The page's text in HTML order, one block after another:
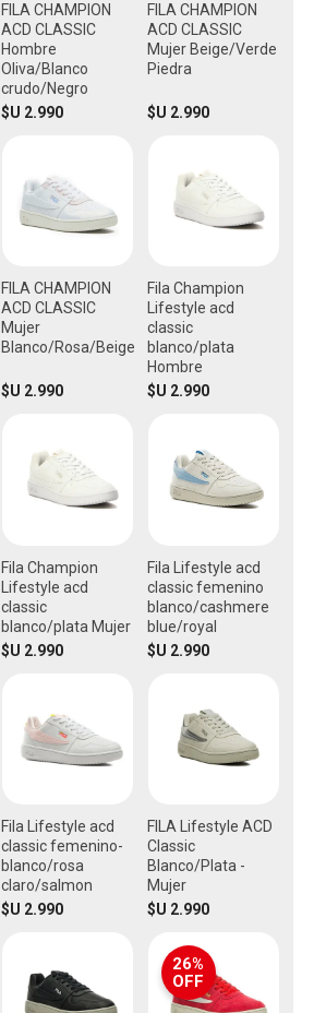
FILA CHAMPION
ACD CLASSIC
Hombre
Oliva/Blanco
crudo/Negro
$U 2.990
FILA CHAMPION
ACD CLASSIC
Mujer Beige/Verde
Piedra
$U 2.990
FILA CHAMPION
ACD CLASSIC
Mujer
Blanco/Rosa/Beige
$U 2.990
Fila Champion
Lifestyle acd
classic
blanco/plata
Hombre
$U 2.990
Fila Champion
Lifestyle acd
classic
blanco/plata Mujer
$U 2.990
Fila Lifestyle acd
classic femenino
blanco/cashmere
blue/royal
$U 2.990
Fila Lifestyle acd
classic femenino-
blanco/rosa
claro/salmon
$U 2.990
FILA Lifestyle ACD
Classic
Blanco/Plata -
Mujer
$U 2.990
26%
OFF